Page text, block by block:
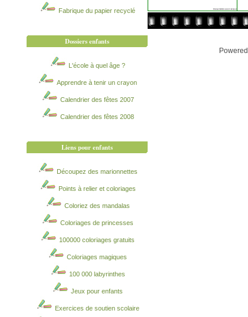
Fabrique du papier recyclé
Dossiers enfants
L'école à quel âge ?
Apprendre à tenir un crayon
Calendrier des fêtes 2007
Calendrier des fêtes 2008
Liens pour enfants
Découpez des marionnettes
Points à relier et coloriages
Coloriez des mandalas
Coloriages de princesses
100000 coloriages gratuits
Coloriages magiques
100 000 labyrinthes
Jeux pour enfants
Exercices de soutien scolaire